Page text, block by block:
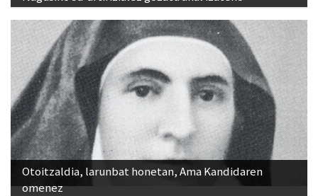
Otoitzaldia, larunbat honetan, Ama Kandidaren
omenez